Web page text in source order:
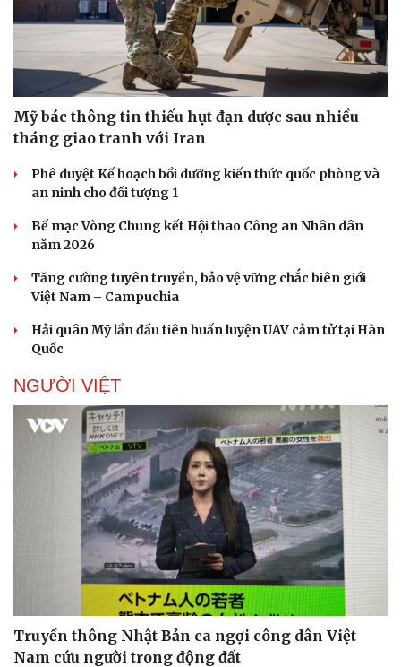
Dinh dưỡng - món ngon
Cây thuốc
Sản phụ khoa
Đời sống
Nhà đẹp
Blog
Tình yêu - Gia đình
Mỹ bác thông tin thiếu hụt đạn dược sau nhiều
tháng giao tranh với Iran
Phê duyệt Kế hoạch bồi dưỡng kiến thức quốc phòng và
an ninh cho đối tượng 1
Bế mạc Vòng Chung kết Hội thao Công an Nhân dân
năm 2026
Tăng cường tuyên truyền, bảo vệ vững chắc biên giới
Việt Nam – Campuchia
Hải quân Mỹ lần đầu tiên huấn luyện UAV cảm tử tại Hàn
Quốc
NGƯỜI VIỆT
Truyền thông Nhật Bản ca ngợi công dân Việt
Nam cứu người trong động đất